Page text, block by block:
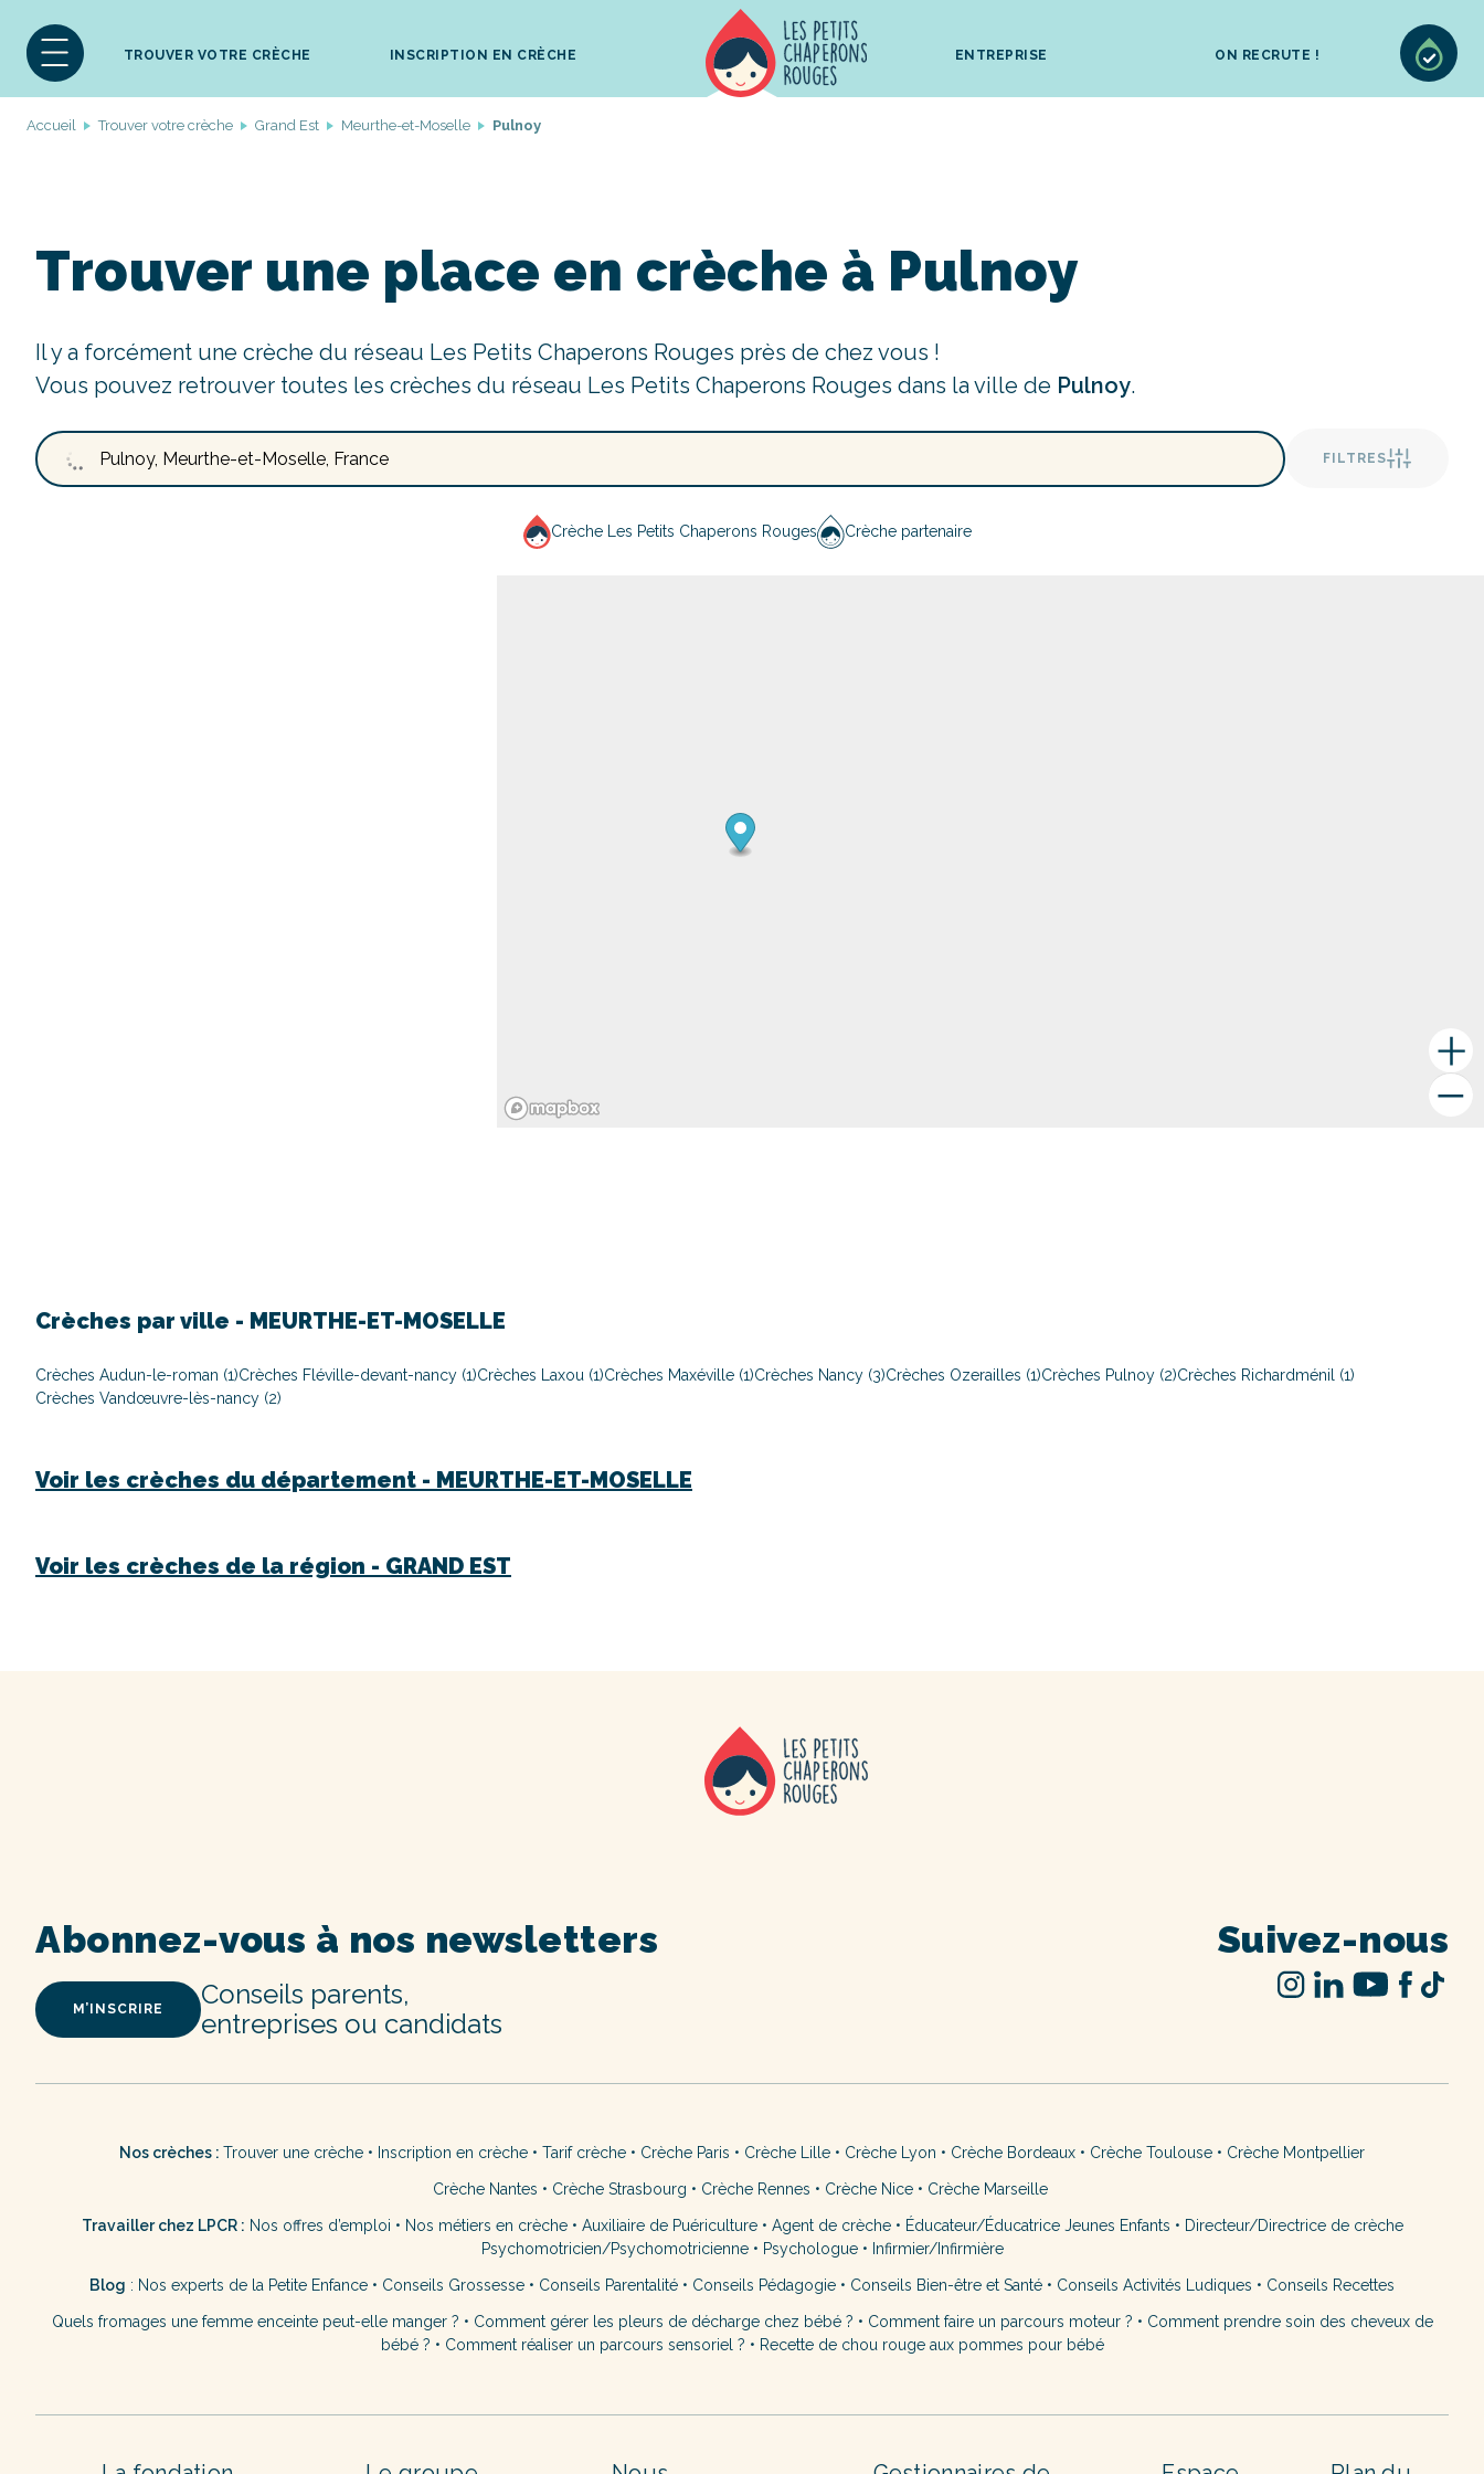
TROUVER VOTRE CRÈCHE INSCRIPTION EN CRÈCHE ENTREPRISE ON RECRUTE !
Accueil Trouver votre crèche Grand Est Meurthe-et-Moselle Pulnoy
Trouver une place en crèche à Pulnoy
Il y a forcément une crèche du réseau Les Petits Chaperons Rouges près de chez vous !
Vous pouvez retrouver toutes les crèches du réseau Les Petits Chaperons Rouges dans la ville de Pulnoy.
FILTRES
Crèche Les Petits Chaperons Rouges Crèche partenaire
Crèches par ville - MEURTHE-ET-MOSELLE
Crèches Audun-le-roman (1)Crèches Fléville-devant-nancy (1)Crèches Laxou (1)Crèches Maxéville (1)Crèches Nancy (3)Crèches Ozerailles (1)Crèches Pulnoy (2)Crèches Richardménil (1)
Crèches Vandœuvre-lès-nancy (2)
Voir les crèches du département - MEURTHE-ET-MOSELLE
Voir les crèches de la région - GRAND EST
Abonnez-vous à nos newsletters
M’INSCRIRE
Conseils parents,
entreprises ou candidats
Suivez-nous
Nos crèches : Trouver une crèche • Inscription en crèche • Tarif crèche • Crèche Paris • Crèche Lille • Crèche Lyon • Crèche Bordeaux • Crèche Toulouse • Crèche Montpellier
Crèche Nantes • Crèche Strasbourg • Crèche Rennes • Crèche Nice• Crèche Marseille
Travailler chez LPCR : Nos offres d’emploi • Nos métiers en crèche• Auxiliaire de Puériculture• Agent de crèche• Éducateur/Éducatrice Jeunes Enfants • Directeur/Directrice de crèche
Psychomotricien/Psychomotricienne• Psychologue• Infirmier/Infirmière
Blog : Nos experts de la Petite Enfance • Conseils Grossesse • Conseils Parentalité • Conseils Pédagogie • Conseils Bien-être et Santé • Conseils Activités Ludiques • Conseils Recettes
Quels fromages une femme enceinte peut-elle manger ? • Comment gérer les pleurs de décharge chez bébé ? • Comment faire un parcours moteur ? • Comment prendre soin des cheveux de
bébé ? • Comment réaliser un parcours sensoriel ? • Recette de chou rouge aux pommes pour bébé